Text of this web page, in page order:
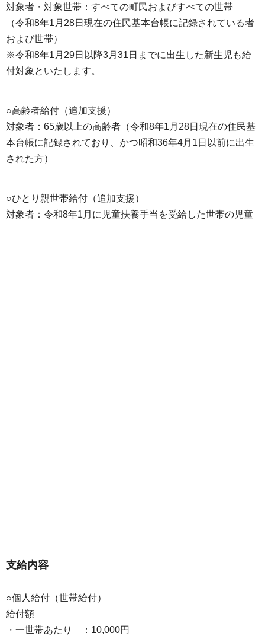
対象者・対象世帯：すべての町民およびすべての世帯
（令和8年1月28日現在の住民基本台帳に記録されている者
および世帯）
※令和8年1月29日以降3月31日までに出生した新生児も給
付対象といたします。
○高齢者給付（追加支援）
対象者：65歳以上の高齢者（令和8年1月28日現在の住民基
本台帳に記録されており、かつ昭和36年4月1日以前に出生
された方）
○ひとり親世帯給付（追加支援）
対象者：令和8年1月に児童扶養手当を受給した世帯の児童
支給内容
○個人給付（世帯給付）
給付額
・一世帯あたり ：10,000円